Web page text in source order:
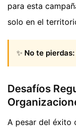
para esta
solo en el
✨ No te pierdas:
Desafíos
A pesar del éxito